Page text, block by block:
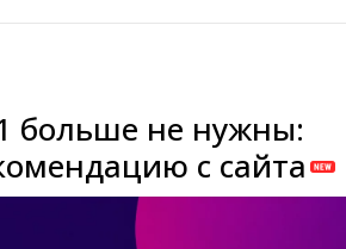
больше не нужны:
с сайта